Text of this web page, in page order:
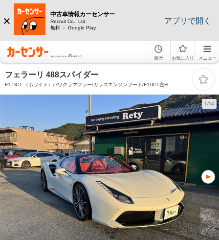
中古車情報カーセンサー
Recruit Co., Ltd.
無料 － Google Play
アプリで開く
履歴 お気に入り メニュー
フェラーリ 488スパイダー
F1 DCT （ホワイト）パワクラマフラー/ガラスエンジンフード/F1DCT左H
1/54